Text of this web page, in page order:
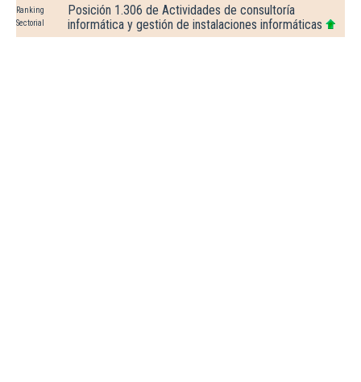
Ranking
Sectorial
Posición 1.306 de Actividades de consultoría
informática y gestión de instalaciones informáticas